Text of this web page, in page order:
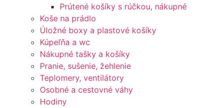
Prútené košíky s rúčkou, nákupné
Koše na prádlo
Úložné boxy a plastové košíky
Kúpeľňa a wc
Nákupné tašky a košíky
Pranie, sušenie, žehlenie
Teplomery, ventilátory
Osobné a cestovné váhy
Hodiny